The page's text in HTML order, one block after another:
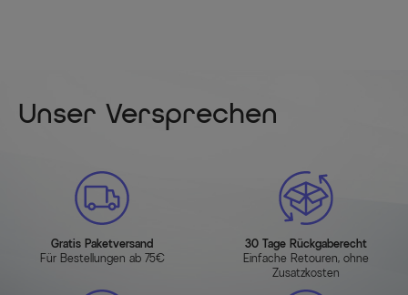
Unser Versprechen
Gratis Paketversand
Für Bestellungen ab 75€
30 Tage Rückgaberecht
Einfache Retouren, ohne
Zusatzkosten